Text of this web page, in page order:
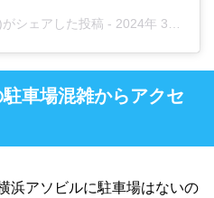
シェアした投稿 - 2024年 3月月14日午後4時44分PDT
車場混雑からアクセ
浜アソビルに駐車場はないの